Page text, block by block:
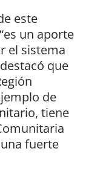
este
un aporte
el sistema
que
de
tiene
fuerte